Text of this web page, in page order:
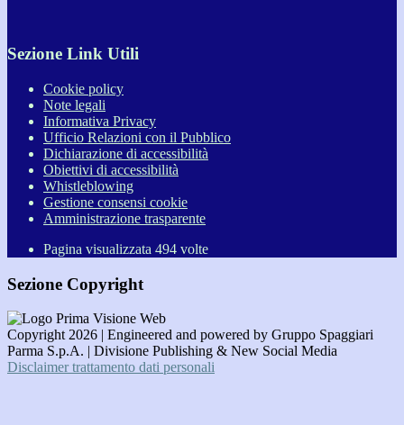
Sezione Link Utili
Cookie policy
Note legali
Informativa Privacy
Ufficio Relazioni con il Pubblico
Dichiarazione di accessibilità
Obiettivi di accessibilità
Whistleblowing
Gestione consensi cookie
Amministrazione trasparente
Pagina visualizzata 494 volte
Sezione Copyright
Copyright 2026 | Engineered and powered by Gruppo Spaggiari
Parma S.p.A. | Divisione Publishing & New Social Media
Disclaimer trattamento dati personali